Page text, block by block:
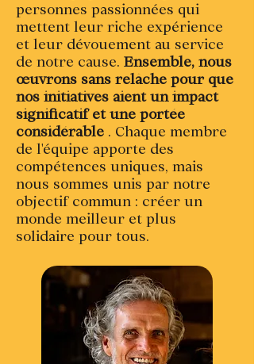
personnes passionnées qui
mettent leur riche expérience
et leur dévouement au service
de notre cause. Ensemble, nous
œuvrons sans relâche pour que
nos initiatives aient un impact
significatif et une portée
considérable . Chaque membre
de l'équipe apporte des
compétences uniques, mais
nous sommes unis par notre
objectif commun : créer un
monde meilleur et plus
solidaire pour tous.